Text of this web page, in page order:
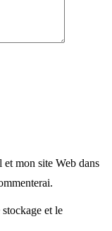
et mon site Web dans
et le